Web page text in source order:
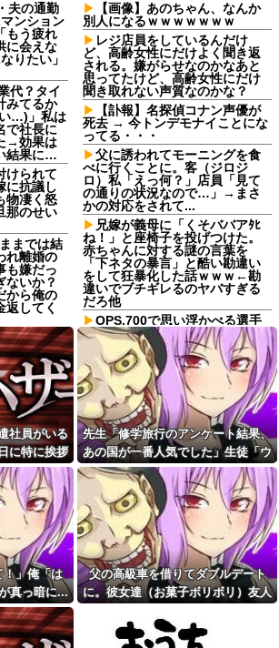
夫の通勤
ンション
もう疲れ
に会えな
りたい」
代？タイ
みてるか
…)」私は
で社長に
→効果は
結果に…
けられて
に抗議し
物凄く怒
那のせい
までは結
れ離婚の
も嫌だっ
ないか？
から俺の
返してく
ったらス
た。普通
かじゃな
り菓子も
ん、政治
医学部卒
直美でコ
まう…
美波さ
過ぎてワ
しまうw w
くない
2:50さ
発見され
みぼく
カＯＬち
ん！座っ
w w w w
【画像】あのちゃん、なんか
別人になるｗｗｗｗｗｗｗ
レジ店員をしているんだけ
ど、高齢女性にだけよく聞き返
される。嫌がらせなのかなあと
思ってたけど、高齢女性にだけ
聞き取れない声質なのかな？
【訃報】名探偵コナン声優が
死去 → 今トンデモナイことにな
ってる・・・
父に誘われてモーニングを食
べに行くことに。客（ジロジ
ロ）私「えっ何？」店員「見て
の通りの状況なので…」→まさ
かの対応をされて...
兄嫁が義母に「くそババアﾀﾋ
ね！」と座椅子を投げつけた。
赤ちゃんに対する謎の言葉を
「下ネタの暴言」と酷い勘違い
をして狂暴化した話ｗｗｗ←勘
違いでブチギレるのヤバすぎる
だろ他
OPS.700で思い浮かべる選手
wwwwwwwwwwwwwwwwww
wwwwwwwwwwww
【朗報】水木しげる『白い
旗』をアニメ化、NHK総合で8月
16日放送
ゴミ屋敷で「人間失格」と夫
に暴言を吐かれ自殺を考えた
私…物置で見つけた20年前の謎
の「薬草酒」を飲んだ直後に起
きた信じられない変化 ←薬草酒
の効果が劇的すぎてワロタ
実際公務員になったらモテる
の？
車庫に車を入れようとシフト
をＲに入れた途端「障碍物があ
る」と車がピーピー！！俺(なん
じゃ？うわああああああ
あ！！！！)リアカメラ見たらま
さかの
【祝】女の双子ちゃん産まれ
たあああああ！！！！【興中】
【後編】元旦那が突然、自分
社員がいる
に特に挨拶
なく...
先生「修学旅行のアンケート結果、
あの国が一番人気でした」生徒「ウ
ソだ！沖縄や北海道が人気だっ
た！」→トンデモナイことに・・・
」俺「は
真っ暗に...
父の高級車を借りてダブルデート
に。彼女達（お菓子ボリボリ）友人
と…